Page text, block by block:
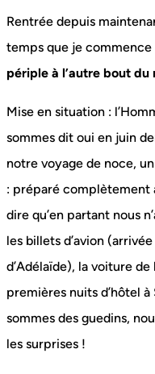
Rentrée depuis
temps que je commence
périple à l’autre bout du
Mise en situation :
sommes dit oui en juin
notre voyage de noce,
: préparé complètement
dire qu’en partant nous
les billets d’avion
d’Adélaïde), la voiture
premières nuits d’hôtel
sommes des guedins,
les surprises !